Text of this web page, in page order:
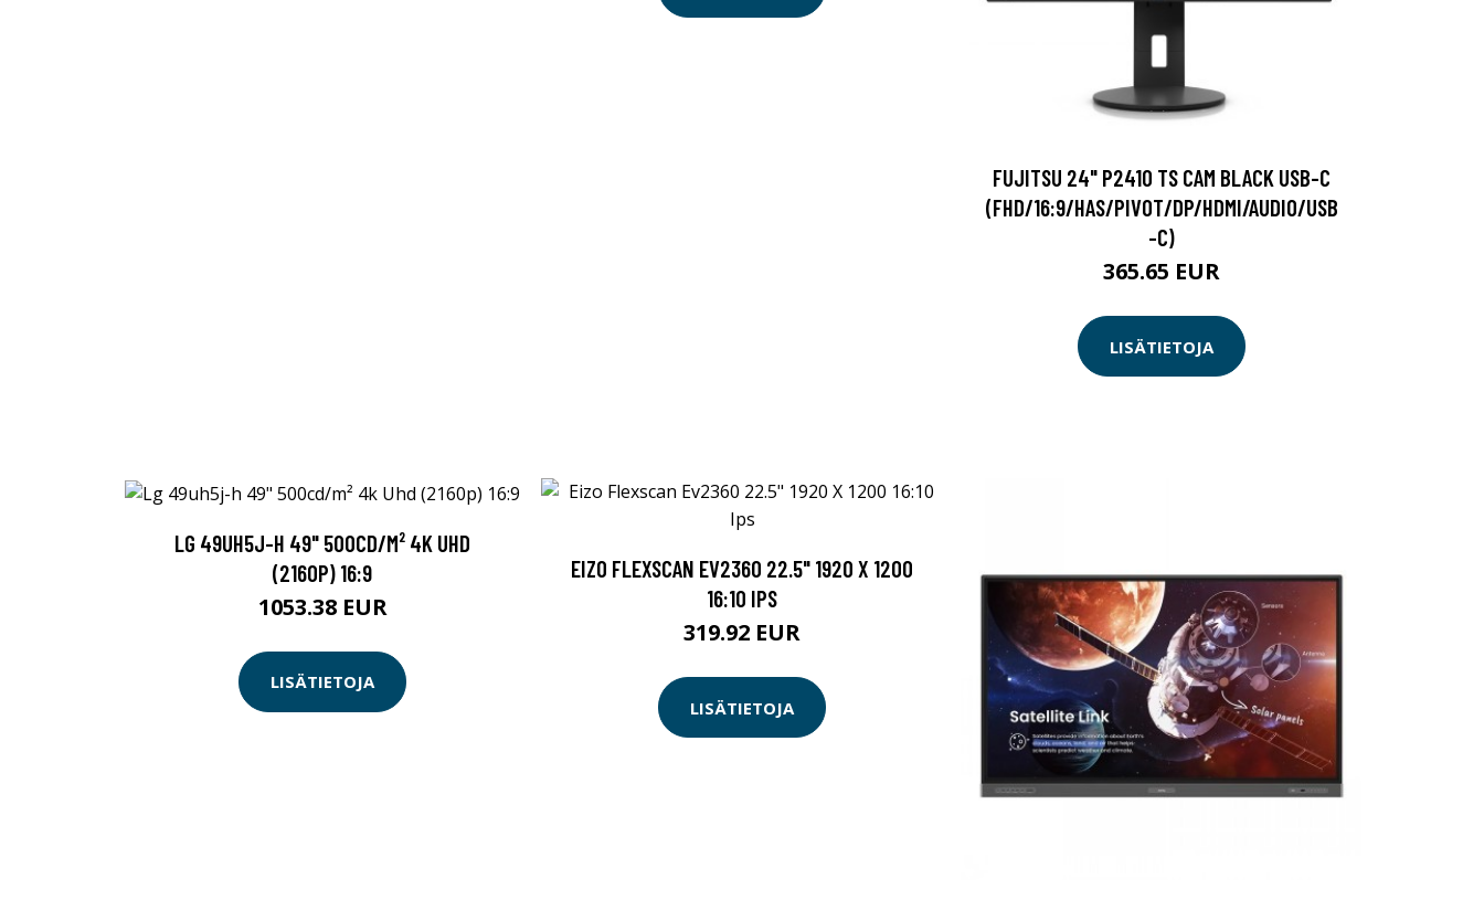
FUJITSU 24" P2410 TS CAM BLACK USB-C
(FHD/16:9/HAS/PIVOT/DP/HDMI/AUDIO/USB
-C)
365.65 EUR
LISÄTIETOJA
LG 49UH5J-H 49" 500CD/M² 4K UHD
(2160P) 16:9
1053.38 EUR
LISÄTIETOJA
EIZO FLEXSCAN EV2360 22.5" 1920 X 1200
16:10 IPS
319.92 EUR
LISÄTIETOJA